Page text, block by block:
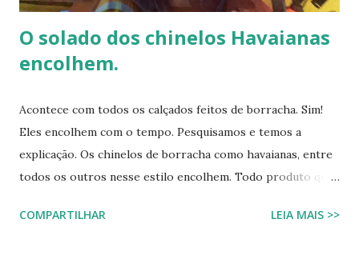
O solado dos chinelos Havaianas
encolhem.
Acontece com todos os calçados feitos de borracha. Sim!
Eles encolhem com o tempo. Pesquisamos e temos a
explicação. Os chinelos de borracha como havaianas, entre
todos os outros nesse estilo encolhem. Todo produto que
tanto do calor quanto do frio, ou seja, durante o processo
COMPARTILHAR LEIA MAIS >>